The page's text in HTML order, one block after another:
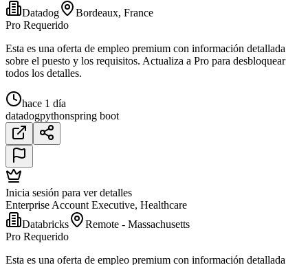
Datadog
Bordeaux, France
Pro Requerido
Esta es una oferta de empleo premium con información detallada
sobre el puesto y los requisitos. Actualiza a Pro para desbloquear
todos los detalles.
hace 1 día
datadogpythonspring boot
Inicia sesión para ver detalles
Enterprise Account Executive, Healthcare
Databricks
Remote - Massachusetts
Pro Requerido
Esta es una oferta de empleo premium con información detallada